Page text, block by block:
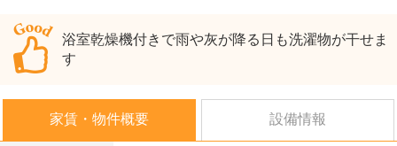
浴室乾燥機付きで雨や灰が降る日も洗濯物が干せま
す
家賃・物件概要 設備情報